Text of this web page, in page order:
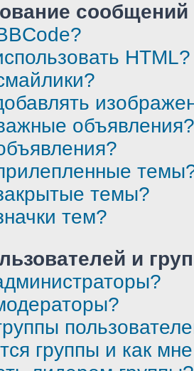
HTML?
объявления?
темы?
тем?
и
группы и как